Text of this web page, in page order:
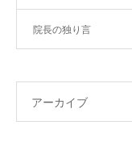
院長の独り言
アーカイブ